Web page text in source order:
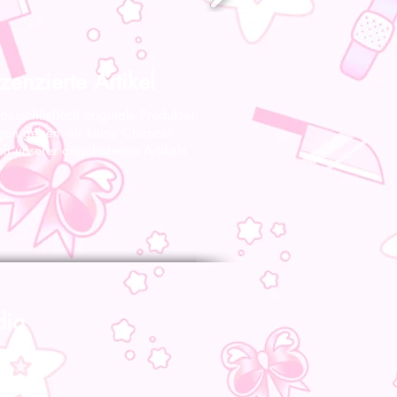
Artikel
originale Produkte!
geben wir keine Chance!
unserer angebotenen Artikeln